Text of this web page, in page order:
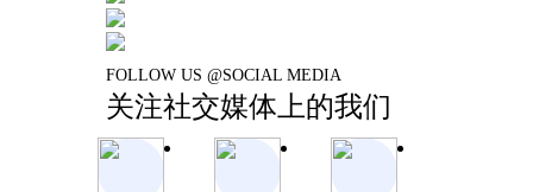
FOLLOW US @SOCIAL MEDIA
关注社交媒体上的我们